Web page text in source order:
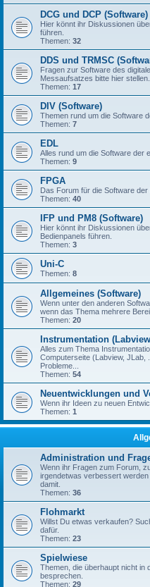
DCG und DCP (Software)
Hier könnt ihr Diskussionen
führen.
Themen: 32
DDS und TRMSC
Fragen zur Software des
Messaufsatzes bitte hier stellen.
Themen: 17
DIV (Software)
Themen rund um die Software
Themen: 7
EDL
Alles rund um die Software der
Themen: 9
FPGA
Das Forum für die Software
Themen: 40
IFP und PM8 (Software)
Hier könnt ihr Diskussionen
Bedienpanels führen.
Themen: 3
Uni-C
Themen: 8
Allgemeines (Software)
Wenn unter den anderen
wenn das Thema mehrere
Themen: 20
Instrumentation
Alles zum Thema
Computerseite (Labview, JLab,
Probleme...
Themen: 54
Neuentwicklungen und
Wenn ihr Ideen zu neuen
Themen: 1
Administration und
Wenn ihr Fragen zum Forum,
irgendetwas verbessert
damit.
Themen: 36
Flohmarkt
Willst Du etwas verkaufen?
dafür.
Themen: 23
Spielwiese
Themen, die überhaupt nicht in
besprechen.
Themen: 29